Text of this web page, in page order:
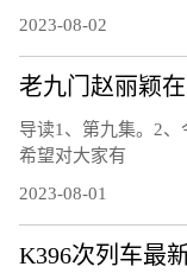
2023-08-02
导读1、第九集。2、
希望对大家有
2023-08-01